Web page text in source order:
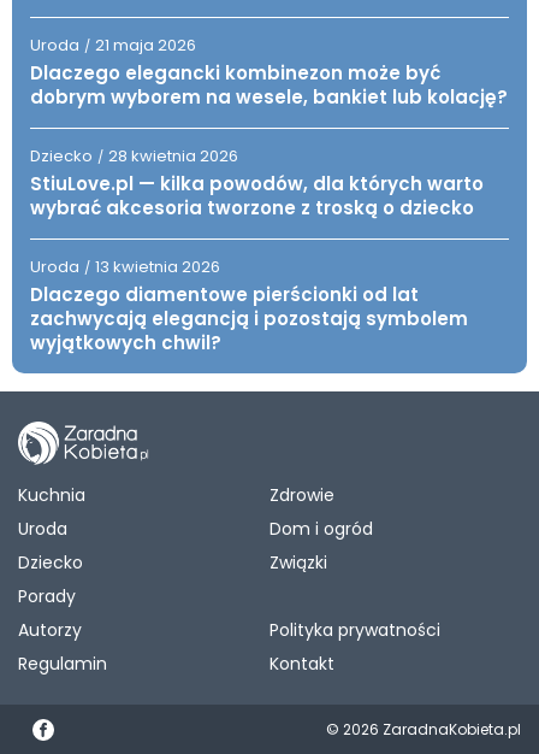
Uroda / 21 maja 2026
Dlaczego elegancki kombinezon może być
dobrym wyborem na wesele, bankiet lub kolację?
Dziecko / 28 kwietnia 2026
StiuLove.pl — kilka powodów, dla których warto
wybrać akcesoria tworzone z troską o dziecko
Uroda / 13 kwietnia 2026
Dlaczego diamentowe pierścionki od lat
zachwycają elegancją i pozostają symbolem
wyjątkowych chwil?
Kuchnia
Zdrowie
Uroda
Dom i ogród
Dziecko
Związki
Porady
Autorzy
Polityka prywatności
Regulamin
Kontakt
© 2026 ZaradnaKobieta.pl